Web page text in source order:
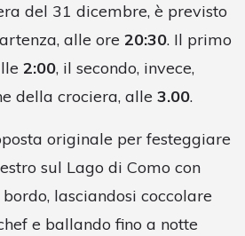
del 31 dicembre, è previsto
alle ore 20:30. Il primo
2:00, il secondo, invece,
della crociera, alle 3.00.
originale per festeggiare
sul Lago di Como con
lasciandosi coccolare
e ballando fino a notte